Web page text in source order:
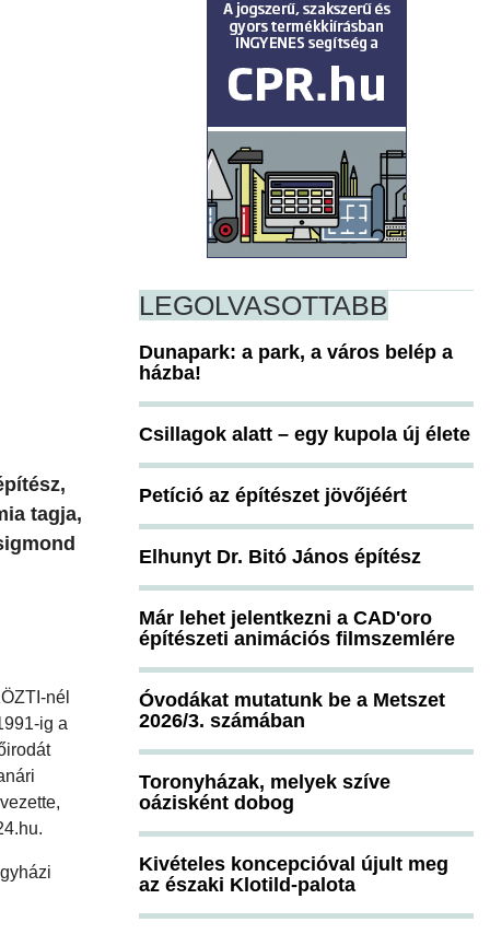
tagja,
nél
ig a
LEGOLVASOTTABB
Dunapark: a park, a város belép a
házba!
Csillagok alatt – egy kupola új élete
Petíció az építészet jövőjéért
Elhunyt Dr. Bitó János építész
Már lehet jelentkezni a CAD'oro
építészeti animációs filmszemlére
Óvodákat mutatunk be a Metszet
2026/3. számában
Toronyházak, melyek szíve
oázisként dobog
Kivételes koncepcióval újult meg
az északi Klotild-palota